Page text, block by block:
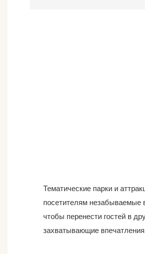
Тематические парки и
посетителям незабываемые
чтобы перенести гостей в
захватывающие